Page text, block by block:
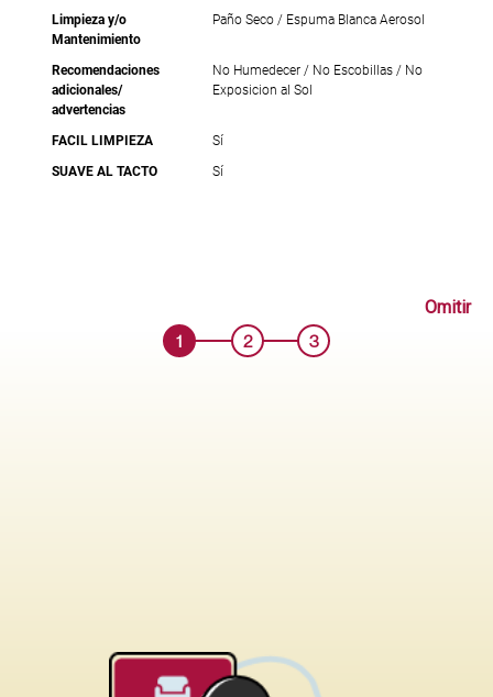
Limpieza y/o
Mantenimiento
Paño Seco / Espuma Blanca Aerosol
Recomendaciones
adicionales/
advertencias
No Humedecer / No Escobillas / No
Exposicion al Sol
FACIL LIMPIEZA
Sí
SUAVE AL TACTO
Sí